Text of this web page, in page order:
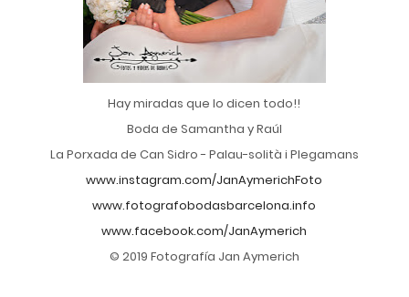
Hay miradas que lo dicen todo!!
Boda de Samantha y Raúl
La Porxada de Can Sidro - Palau-solità i Plegamans
www.instagram.com/JanAymerichFoto
www.fotografobodasbarcelona.info
www.facebook.com/JanAymerich
© 2019 Fotografía Jan Aymerich